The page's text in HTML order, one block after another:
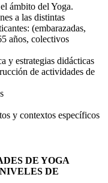
ámbito del Yoga.
a las distintas
(embarazadas,
años, colectivos
y estrategias didácticas
de actividades de
y contextos específicos
DE YOGA
DE